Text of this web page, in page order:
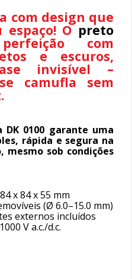
com design que
espaço! O preto
com
e escuros,
invisível –
camufla sem
DK 0100 garante uma
rápida e segura na
mesmo sob condições
x 84 x 55 mm
(Ø 6.0–15.0 mm)
externos incluídos
V a.c./d.c.